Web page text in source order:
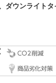
ダウンライト